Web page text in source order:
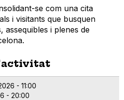
se com una cita
i visitants que busquen
assequibles i plenes de
- 11:00
- 20:00